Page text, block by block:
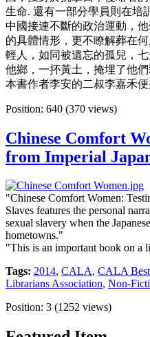
生命. 還有一部分學員則在培
中國接連不斷的政治運動，
的具體情形，更不瞭解葬在
輕人，如同被遺忘的孤兒，
他鄉，一抔黃土，掩埋了他
本書作者李安的二叔李嘉禾
Position: 640 (370 views)
Chinese Comfort
from Imperial
"Chinese Comfort Women:
Slaves features the personal
sexual slavery when the
hometowns."
"This is an important book on a
Tags: 2014, CALA, CALA
Librarians Association, Non-
Position: 3 (1252 views)